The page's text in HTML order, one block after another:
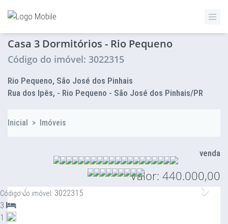
Casa 3 Dormitórios - Rio Pequeno
Código do imóvel: 3022315
Rio Pequeno, São José dos Pinhais
Rua dos Ipês, - Rio Pequeno - São José dos Pinhais/PR
Inicial > Imóveis
venda
Valor: 440.000,00
Anterior
Código do imóvel: 3022315
3
1